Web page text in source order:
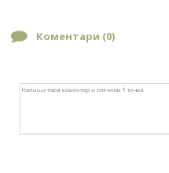
Коментари (0)